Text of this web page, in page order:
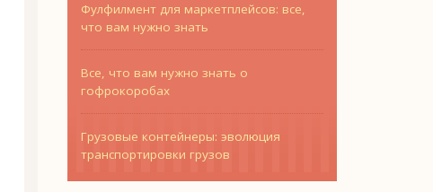
Фулфилмент для маркетплейсов: все,
что вам нужно знать
Все, что вам нужно знать о
гофрокоробах
Грузовые контейнеры: эволюция
транспортировки грузов